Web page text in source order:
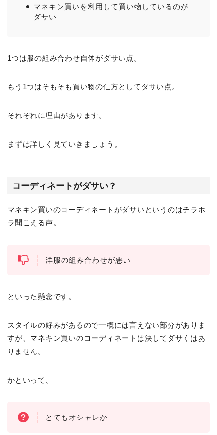
マネキン買いを利用して買い物しているのが
ダサい
1つは服の組み合わせ自体がダサい点。
もう1つはそもそも買い物の仕方としてダサい点。
それぞれに理由があります。
まずは詳しく見ていきましょう。
コーディネートがダサい？
マネキン買いのコーディネートがダサいというのはチラホ
ラ聞こえる声。
洋服の組み合わせが悪い
といった懸念です。
スタイルの好みがあるので一概には言えない部分がありま
すが、マネキン買いのコーディネートは決してダサくはあ
りません。
かといって、
とてもオシャレか